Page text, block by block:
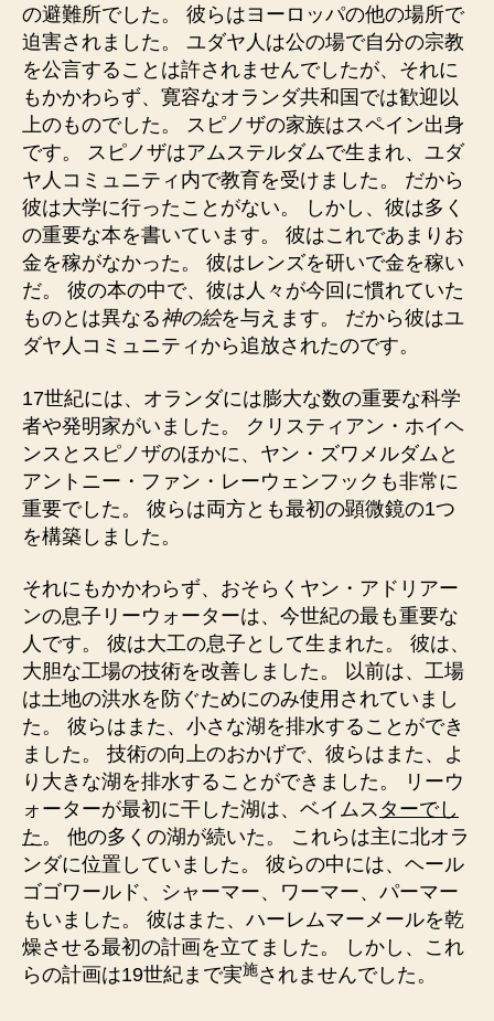
の避難所でした。 彼らはヨーロッパの他の場所で
迫害されました。 ユダヤ人は公の場で自分の宗教
を公言することは許されませんでしたが、それに
もかかわらず、寛容なオランダ共和国では歓迎以
上のものでした。 スピノザの家族はスペイン出身
です。 スピノザはアムステルダムで生まれ、ユダ
ヤ人コミュニティ内で教育を受けました。 だから
彼は大学に行ったことがない。 しかし、彼は多く
の重要な本を書いています。 彼はこれであまりお
金を稼がなかった。 彼はレンズを研いで金を稼い
だ。 彼の本の中で、彼は人々が今回に慣れていた
ものとは異なる神の絵を与えます。 だから彼はユ
ダヤ人コミュニティから追放されたのです。
17世紀には、オ ランダには膨大な数の重要な科学
者や発明家がいました。 クリスティアン・ホイヘ
ンスとスピノザのほかに、ヤン・ズワメルダムと
アントニー・ファン・レーウェンフックも非常に
重要でした。 彼らは両方とも最初の顕微鏡の1つ
を構築しました。
それにもかかわらず、おそらくヤン・アドリアー
ンの息子リーウォーターは、今世紀の最も重要な
人です。 彼は大工の息子として生まれた。 彼は、
大胆な工場の技術を改善しました。 以前は、工場
は土地の洪水を防ぐためにのみ使用されていまし
た。 彼らはまた、小さな湖を排水することができ
ました。 技術の向上のおかげで、彼らはまた、よ
り大きな湖を排水することができました。 リーウ
ォーターが最初に干した湖は、ベイムス ターでし
た。 他の多くの湖が続いた。 これらは主に北オラ
ンダに位置していました。 彼らの中には、ヘール
ゴゴワールド、シャーマー、ワーマー、パーマー
もいました。 彼はまた、ハーレムマーメールを乾
燥させる最初の計画を立てました。 しかし、これ
らの計画は19世紀まで実施されませんでした。